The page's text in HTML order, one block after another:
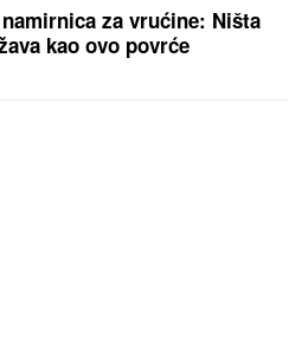
za vrućine: Ništa
kao ovo povrće